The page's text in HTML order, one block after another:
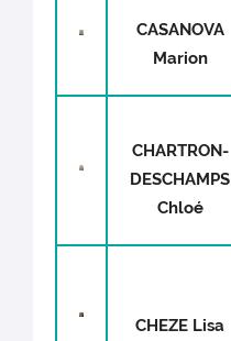
CASANOVA
Marion
CHARTRON-
DESCHAMPS
Chloé
CHEZE Lisa